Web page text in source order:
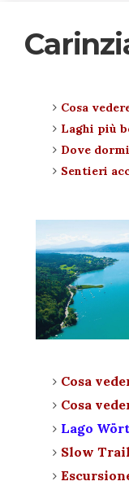
Cosa
Laghi più
Dove
Sentieri
Cosa
Cosa
Lago
Slow